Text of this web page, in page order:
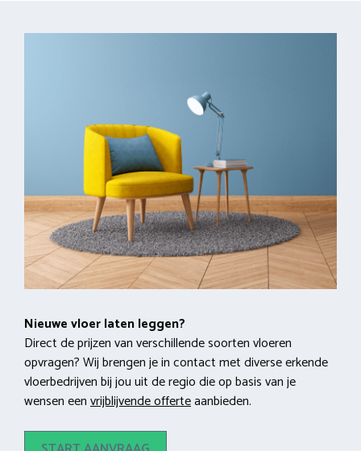
Nieuwe vloer laten leggen?
Direct de prijzen van verschillende soorten vloeren
opvragen? Wij brengen je in contact met diverse erkende
vloerbedrijven bij jou uit de regio die op basis van je
wensen eenvrijblijvende offerteaanbieden.